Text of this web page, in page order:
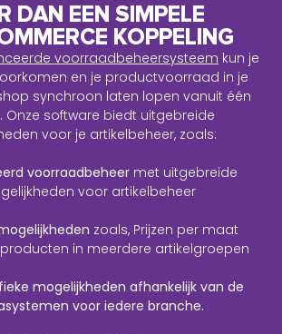
DAN EEN SIMPELE
KOPPELING
voorraadbeheersysteem kun je
en je productvoorraad in je
synchroon laten lopen vanuit één
Onze software biedt uitgebreide
voor je artikelbeheer, zoals:
voorraadbeheer met uitgebreide
voor artikelbeheer
zoals, Prijzen per maat
in meerdere artikelgroepen
mogelijkheden afhankelijk van de
voor iedere branche.